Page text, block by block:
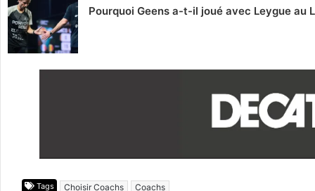
Pourquoi Geens a-t-il joué avec Leygue au
Tags Choisir Coachs Coachs